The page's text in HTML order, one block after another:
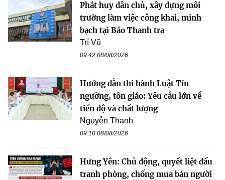
Phát huy dân chủ, xây dựng môi
trường làm việc công khai, minh
bạch tại Báo Thanh tra
Trí Vũ
09:42 08/08/2026
Hướng dẫn thi hành Luật Tín
ngưỡng, tôn giáo: Yêu cầu lớn về
tiến độ và chất lượng
Nguyễn Thanh
09:10 08/08/2026
Hưng Yên: Chủ động, quyết liệt đấu
tranh phòng, chống mua bán người